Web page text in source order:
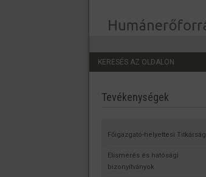
KERESÉS AZ OLDALON
Tevékenységek
Főigazgató-helyettesi Titkárság
Elismerés és hatósági
bizonyítványok